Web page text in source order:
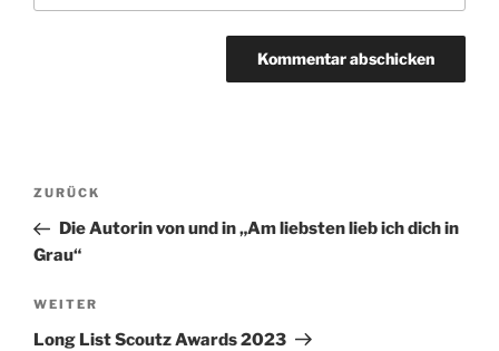
Beitragsnavigation
Vorheriger
Beitrag
ZURÜCK
Die Autorin von und in „Am liebsten lieb ich dich in
Grau“
Nächster
Beitrag
WEITER
Long List Scoutz Awards 2023